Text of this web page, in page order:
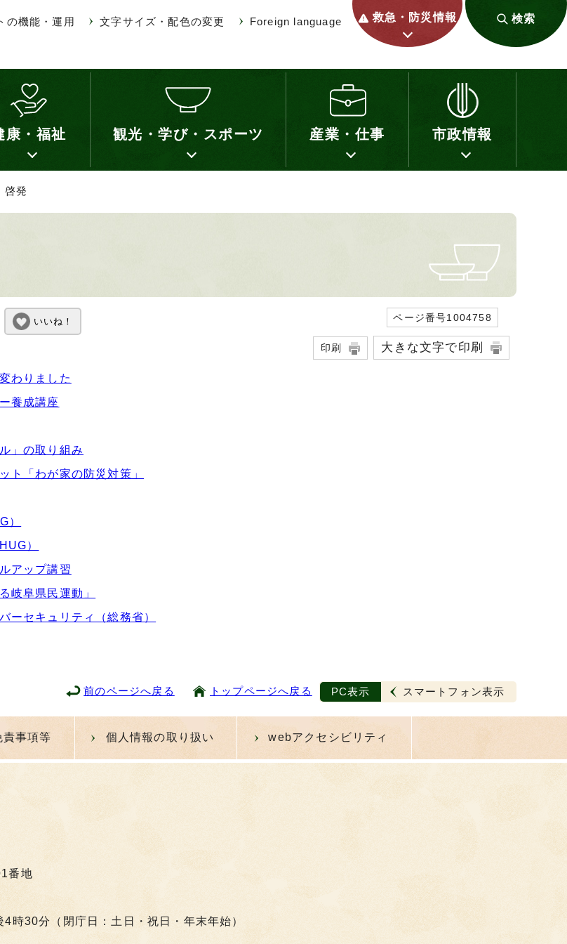
の機能・運用 文字サイズ・配色の変更 Foreign language 救急・防災情報 検索
康・福祉 観光・学び・スポーツ 産業・仕事 市政情報
啓発
いいね！ ページ番号1004758
印刷 大きな文字で印刷
わりました
養成講座
」の取り組み
ト「わが家の防災対策」
）
）
アップ講習
岐阜県民運動」
ーセキュリティ（総務省）
前のページへ戻る トップページへ戻る PC表示 スマートフォン表示
責事項等 個人情報の取り扱い webアクセシビリティ
番地
30分（閉庁日：土日・祝日・年末年始）